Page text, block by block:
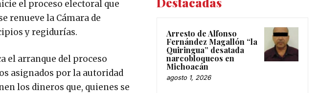
el proceso electoral que
renueve la Cámara de
y regidurías.
el arranque del proceso
asignados por la autoridad
los dineros que, quienes se
Arresto de Alfonso
Fernández Magallón “la
Quiringua” desatada
narcobloqueos en
Michoacán
agosto 1, 2026